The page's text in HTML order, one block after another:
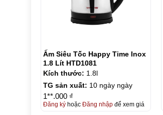
Ấm Siêu Tốc Happy Time Inox
1.8 Lít HTD1081
Kích thước: 1.8l
TG sản xuất: 10 ngày ngày
1**.000 ₫
Đăng kýhoặc Đăng nhậpđể xem giá